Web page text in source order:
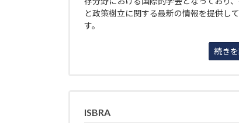
と政策樹立に関する最新の情報を提供し
す。
続き
ISBRA